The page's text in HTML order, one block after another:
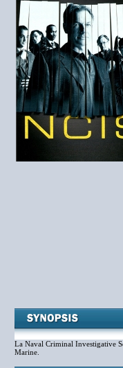
La Naval Criminal Investigative
Marine.